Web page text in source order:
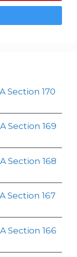
Section 170
Section 169
Section 168
Section 167
Section 166